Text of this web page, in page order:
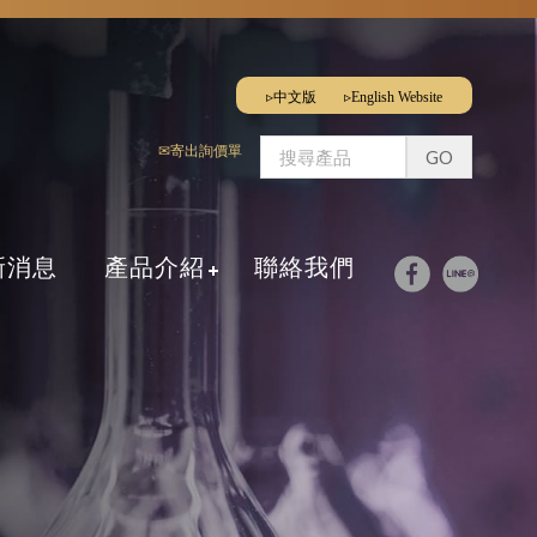
息 產品介紹 聯絡我們
✉寄出詢價單
▹中文版 ▹English Website